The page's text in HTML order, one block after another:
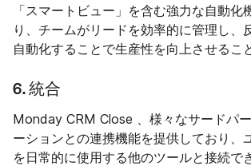
「スマートビュー」を含む強力な自動化
り、チームがリードを効率的に管理し、
自動化することで生産性を向上させるこ
6. 統合
Monday CRM Close 、様々なサードパ
ーションとの連携機能を提供しており、
を日常的に使用する他のツールと接続で